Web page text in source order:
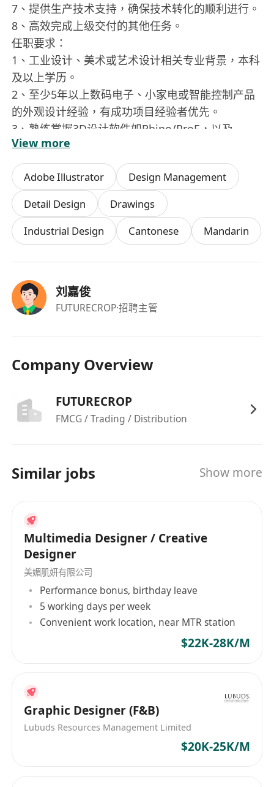
7、提供生产技术支持，确保技术转化的顺利进行。
8、高效完成上级交付的其他任务。
任职要求：
1、工业设计、美术或艺术设计相关专业背景，本科
及以上学历。
2、至少5年以上数码电子、小家电或智能控制产品
的外观设计经验，有成功项目经验者优先。
3、熟练掌握3D设计软件如Rhino/ProE，以及
PS/AI，C4D/KS，coredraw等设计工具。
4、对结构、工艺和材料有深入了解，能够与团队协
同工作。
5、对行业动态和市场需求有敏锐洞察力，能设计出
符合市场趋势的产品。
创意丰富，对流行趋势和产品美学有高度感知能
力。
高强度的工作环境。
View more
Adobe Illustrator
Design Management
Detail Design
Drawings
Industrial Design
Cantonese Mandarin
刘嘉俊
FUTURECROP·招聘主管
Company Overview
FUTURECROP
FMCG / Trading / Distribution
Similar jobs Show more
Multimedia Designer / Creative
Designer
美媚肌妍有限公司
Performance bonus, birthday leave
5 working days per week
Convenient work location, near MTR station
$22K-28K/M
Graphic Designer (F&B)
Lubuds Resources Management Limited
$20K-25K/M